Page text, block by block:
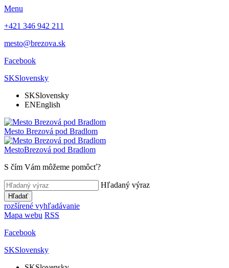
Menu
+421 346 942 211
mesto@brezova.sk
Facebook
SKSlovensky
SKSlovensky
ENEnglish
Mesto Brezová pod Bradlom
MestoBrezová pod Bradlom
S čím Vám môžeme pomôcť?
Hľadaný výraz
Hľadať
rozšírené vyhľadávanie
Mapa webu RSS
Facebook
SKSlovensky